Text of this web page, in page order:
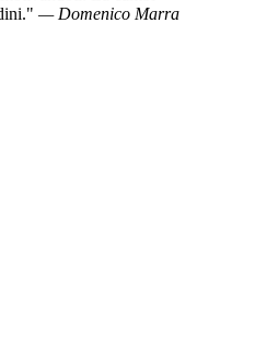
— Domenico Marra